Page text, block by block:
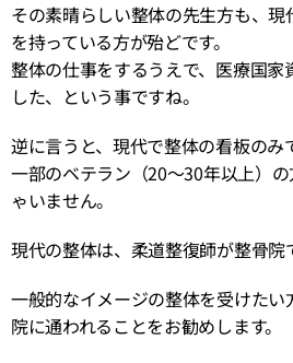
その素晴らしい整体の先生方も、
を持っている方が殆どです。
整体の仕事をするうえで、医療国家
した、という事ですね。
逆に言うと、現代で整体の看板の
一部のベテラン（20～30年以上）
ゃいません。
現代の整体は、柔道整復師が整骨院
一般的なイメージの整体を受けた
院に通われることをお勧めします。